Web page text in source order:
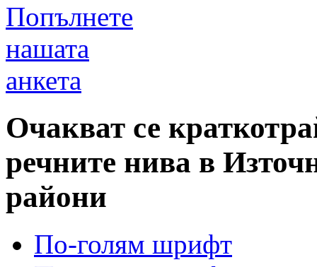
Попълнете
нашата
анкета
Очакват се
речните нива в
райони
По-голям шрифт